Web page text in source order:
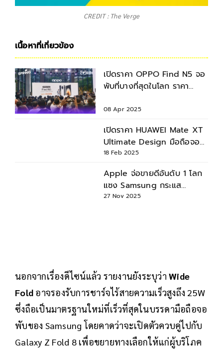
CREDIT : The Verge
เนื้อหาที่เกี่ยวข้อง
เปิดราคา OPPO Find N5 จอ
พับที่บางที่สุดในโลก ราคา
08 Apr 2025
เปิดราคา HUAWEI Mate XT
Ultimate Design มือถือจอ
พับสามทบ ที่ยุโรป 120,000
18 Feb 2025
Apple จ่อขายดีอันดับ 1 โลก
แซง Samsung กระแส
iPhone 17 มาแรง
27 Nov 2025
นอกจากเรื่องดีไซน์แล้ว รายงานยังระบุว่า Wide
Fold อาจรองรับการชาร์จไร้สายความเร็วสูงถึง 25W
ซึ่งถือเป็นมาตรฐานใหม่ที่เร็วที่สุดในบรรดามือถือจอ
พับของ Samsung โดยคาดว่าจะเปิดตัวควบคู่ไปกับ
Galaxy Z Fold 8 เพื่อขยายทางเลือกให้แก่ผู้บริโภค